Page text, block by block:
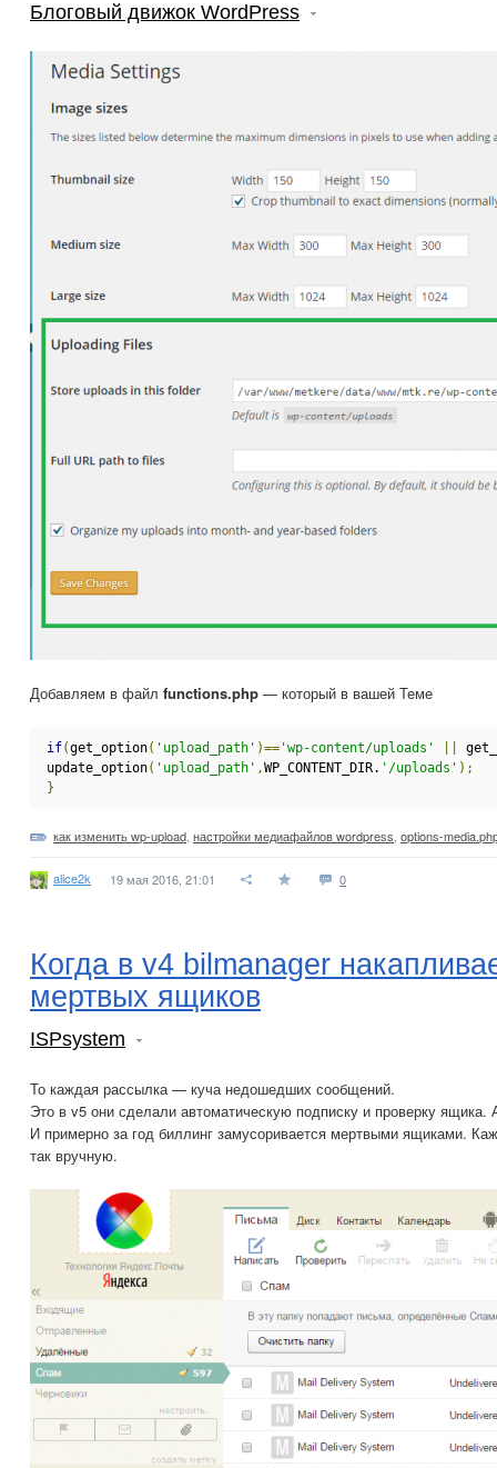
Блоговый движок WordPress
Добавляем в файл functions.php — который в вашей Теме
if(get_option( 'upload_path' )== 'wp-content/uploads'
update_option( 'upload_path' ,WP_CONTENT_DIR. '/uploads' );
}
как изменить wp-upload настройки медиафайлов wordpress options-
alice2k 19 мая 2016, 21:01 0
Когда в v4 bilmanager
мертвых ящиков
ISPsystem
То каждая рассылка — куча недошедших сообщений.
Это в v5 они сделали автоматическую подписку и проверку ящика.
И примерно за год биллинг замусоривается мертвыми ящиками.
так вручную.